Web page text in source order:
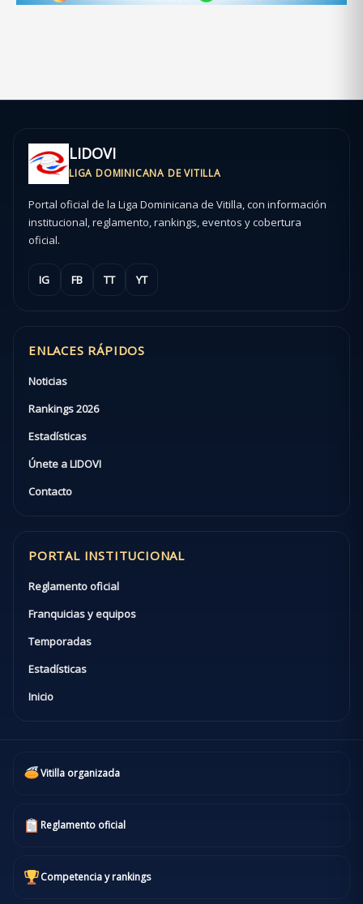
LIDOVI
LIGA DOMINICANA DE VITILLA
Portal oficial de la Liga Dominicana de Vitilla, con información
institucional, reglamento, rankings, eventos y cobertura
oficial.
IG FB TT YT
ENLACES RÁPIDOS
Noticias
Rankings 2026
Estadísticas
Únete a LIDOVI
Contacto
PORTAL INSTITUCIONAL
Reglamento oficial
Franquicias y equipos
Temporadas
Estadísticas
Inicio
Vitilla organizada
Reglamento oficial
Competencia y rankings